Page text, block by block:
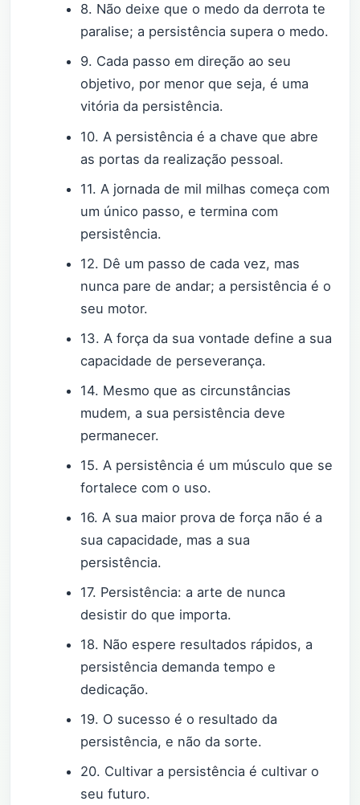
8. Não deixe que o medo da derrota te
paralise; a persistência supera o medo.
9. Cada passo em direção ao seu
objetivo, por menor que seja, é uma
vitória da persistência.
10. A persistência é a chave que abre
as portas da realização pessoal.
11. A jornada de mil milhas começa com
um único passo, e termina com
persistência.
12. Dê um passo de cada vez, mas
nunca pare de andar; a persistência é o
seu motor.
13. A força da sua vontade define a sua
capacidade de perseverança.
14. Mesmo que as circunstâncias
mudem, a sua persistência deve
permanecer.
15. A persistência é um músculo que se
fortalece com o uso.
16. A sua maior prova de força não é a
sua capacidade, mas a sua
persistência.
17. Persistência: a arte de nunca
desistir do que importa.
18. Não espere resultados rápidos, a
persistência demanda tempo e
dedicação.
19. O sucesso é o resultado da
persistência, e não da sorte.
20. Cultivar a persistência é cultivar o
seu futuro.